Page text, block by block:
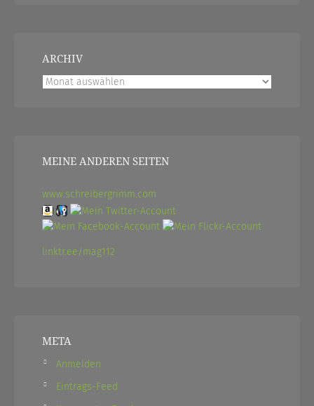
ARCHIV
Archiv
MEINE ANDEREN SEITEN
www.schreibergrimm.com
linktr.ee/mag112
META
Anmelden
Eintrags-Feed